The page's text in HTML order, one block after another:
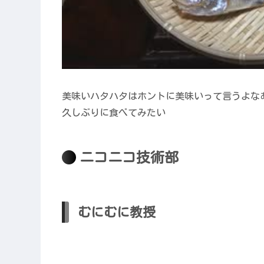
美味いハタハタはホントに美味いって言うよな
久しぶりに食べてみたい
ニコニコ技術部
むにむに教授